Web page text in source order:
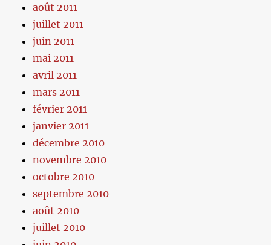
août 2011
juillet 2011
juin 2011
mai 2011
avril 2011
mars 2011
février 2011
janvier 2011
décembre 2010
novembre 2010
octobre 2010
septembre 2010
août 2010
juillet 2010